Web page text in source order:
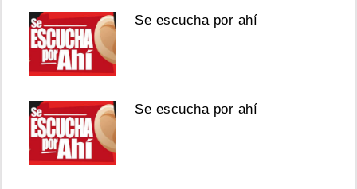
Se escucha por ahí
Se escucha por ahí